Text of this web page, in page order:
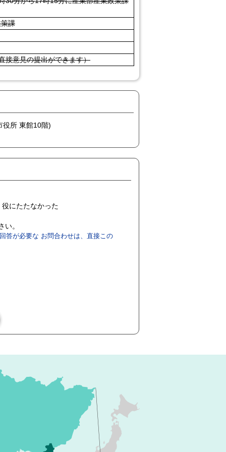
課
接意見の提出ができます）
役所 東館10階)
役にたたなかった
い。
答が必要な お問合わせは、直接この